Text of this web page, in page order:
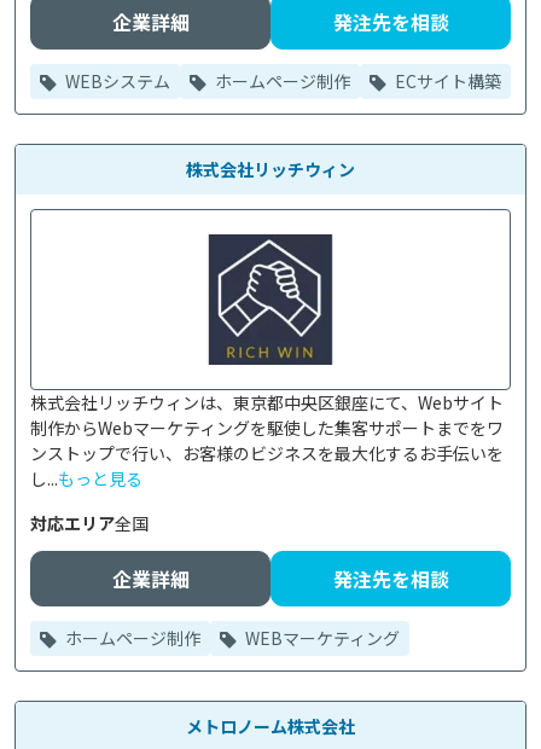
企業詳細 発注先を相談
WEBシステム ホームページ制作 ECサイト構築
株式会社リッチウィン
株式会社リッチウィンは、東京都中央区銀座にて、Webサイト
制作からWebマーケティングを駆使した集客サポートまでをワ
ンストップで行い、お客様のビジネスを最大化するお手伝いを
し...もっと見る
対応エリア全国
企業詳細 発注先を相談
ホームページ制作 WEBマーケティング
メトロノーム株式会社